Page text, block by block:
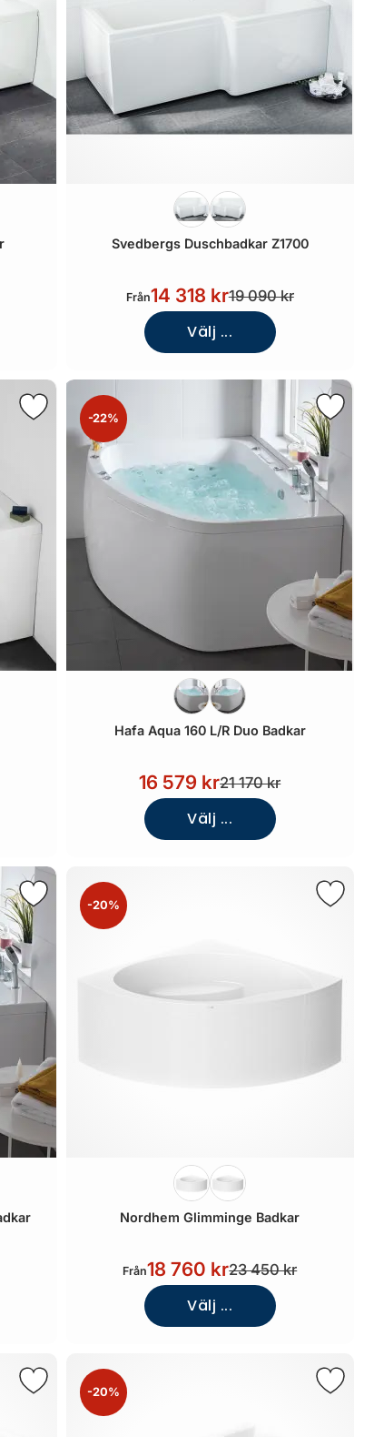
Svedbergs Duschbadkar Z1700
Från14 318 kr19 090 kr
Välj ...
-22%
Hafa Aqua 160 L/R Duo Badkar
16 579 kr21 170 kr
Välj ...
-20%
Nordhem Glimminge Badkar
Från18 760 kr23 450 kr
Välj ...
-20%